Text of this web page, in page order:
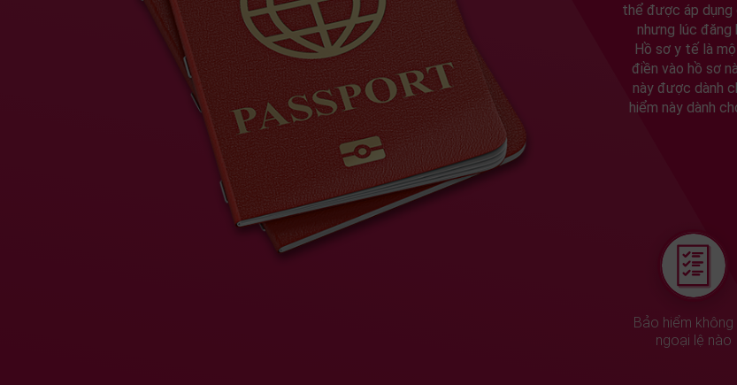
thể được áp dụng
nhưng lúc đăng
Hồ sơ y tế là
điền vào hồ sơ
này được dành
hiểm này dành
Bảo hiểm
ngoại lệ nào